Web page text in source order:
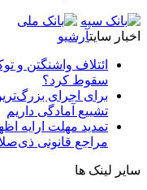
اخبار سایتآرشیو
ائتلاف واشنگتن و
سقوط کرد؟
برای اجرای
تشییع آمادگی داریم
تمدید مهلت ارایه
مراجع قانونی
سایر لینک ها